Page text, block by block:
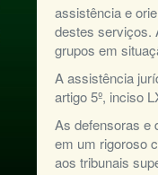
assistência e
destes serviços.
grupos em
A assistência
artigo 5º, inciso
As defensoras e
em um rigoroso
aos tribunais